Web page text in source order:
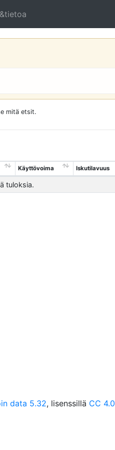
mitä etsit.
Käyttövoima Iskutilavuus
tuloksia.
data 5.32, lisenssillä CC 4.0